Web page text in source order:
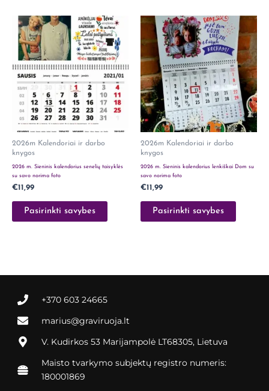
2026m Kalendoriai ir darbo
knygos
2026 m. Sieninis kalendorius senelių taisyklės
su savo norima foto
€11,99
Pasirinkti savybes
2026m Kalendoriai ir darbo
knygos
2026 m. Sieninis kalendorius lenkiškai Dom su
savo norima foto
€11,99
Pasirinkti savybes
+370 603 24665
marius@graviruoja.lt
V. Kudirkos 53 Marijampolė LT68305, Lietuva
Maisto tvarkymo subjektų registro numeris:
180001869